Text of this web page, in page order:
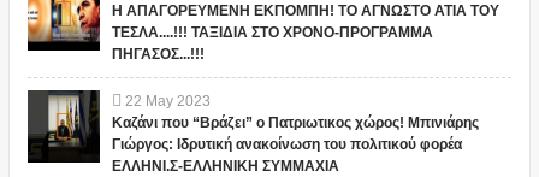
Η ΑΠΑΓΟΡΕΥΜΕΝΗ ΕΚΠΟΜΠΗ! ΤΟ ΑΓΝΩΣΤΟ ΑΤΙΑ ΤΟΥ
ΤΕΣΛΑ....!!! ΤΑΞΙΔΙΑ ΣΤΟ ΧΡΟΝΟ-ΠΡΟΓΡΑΜΜΑ
ΠΗΓΑΣΟΣ...!!!
22 May 2023
Καζάνι που “Βράζει” ο Πατριωτικος χώρος! Μπινιάρης
Γιώργος: Ιδρυτική ανακοίνωση του πολιτικού φορέα
ΕΛΛΗΝΙ.Σ-ΕΛΛΗΝΙΚΗ ΣΥΜΜΑΧΙΑ